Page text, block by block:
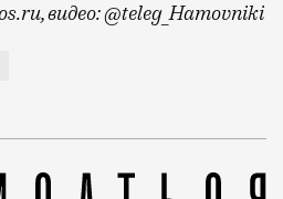
видео: @teleg_Hamovniki
из Хогвартса